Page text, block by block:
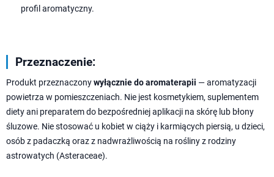
profil aromatyczny.
Przeznaczenie:
Produkt przeznaczonywyłącznie do aromaterapii — aromatyzacji
powietrza w pomieszczeniach. Nie jest kosmetykiem, suplementem
diety ani preparatem do bezpośredniej aplikacji na skórę lub błony
śluzowe. Nie stosować u kobiet w ciąży i karmiących piersią, u dzieci,
osób z padaczką oraz z nadwrażliwością na rośliny z rodziny
astrowatych (Asteraceae).